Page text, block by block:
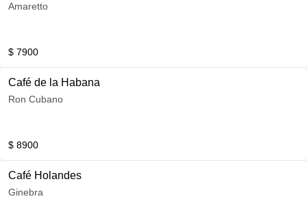
Amaretto
$ 7900
Café de la Habana
Ron Cubano
$ 8900
Café Holandes
Ginebra